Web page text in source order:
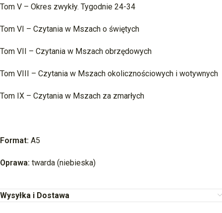
Tom V – Okres zwykły. Tygodnie 24-34
Tom VI – Czytania w Mszach o świętych
Tom VII – Czytania w Mszach obrzędowych
Tom VIII – Czytania w Mszach okolicznościowych i wotywnych
Tom IX – Czytania w Mszach za zmarłych
Format: A5
Oprawa: twarda (niebieska)
Wysyłka i Dostawa